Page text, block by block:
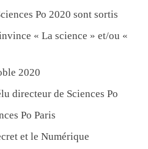
Po 2020 sont sortis
« La science » et/ou «
2020
directeur de Sciences Po
Po Paris
et le Numérique